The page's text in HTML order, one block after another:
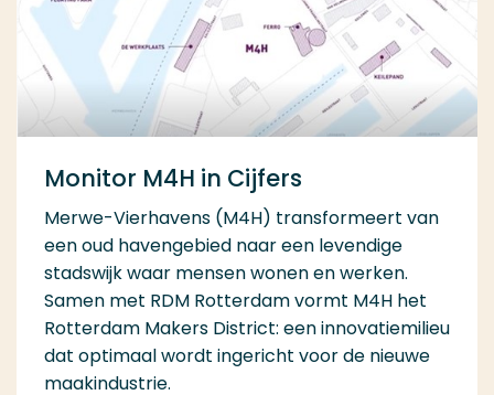
Monitor M4H in Cijfers
Merwe-Vierhavens (M4H) transformeert van
een oud havengebied naar een levendige
stadswijk waar mensen wonen en werken.
Samen met RDM Rotterdam vormt M4H het
Rotterdam Makers District: een innovatiemilieu
dat optimaal wordt ingericht voor de nieuwe
maakindustrie.